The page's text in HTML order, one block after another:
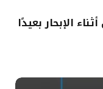
الإبحار بعيدًا